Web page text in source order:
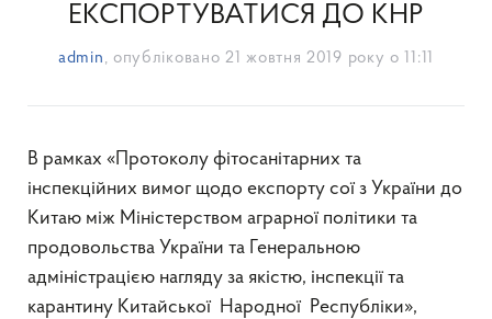
ЕКСПОРТУВАТИСЯ ДО КНР
admin , опубліковано 21 жовтня 2019 року о 11:11
В рамках «Протоколу фітосанітарних та
інспекційних вимог щодо експорту сої з України до
Китаю між Міністерством аграрної політики та
продовольства України та Генеральною
адміністрацією нагляду за якістю, інспекції та
карантину Китайської Народної Республіки»,